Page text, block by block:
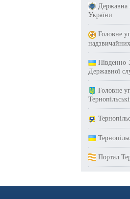
Державна
України
Головне
Південно-
Державної
Головне
Портал